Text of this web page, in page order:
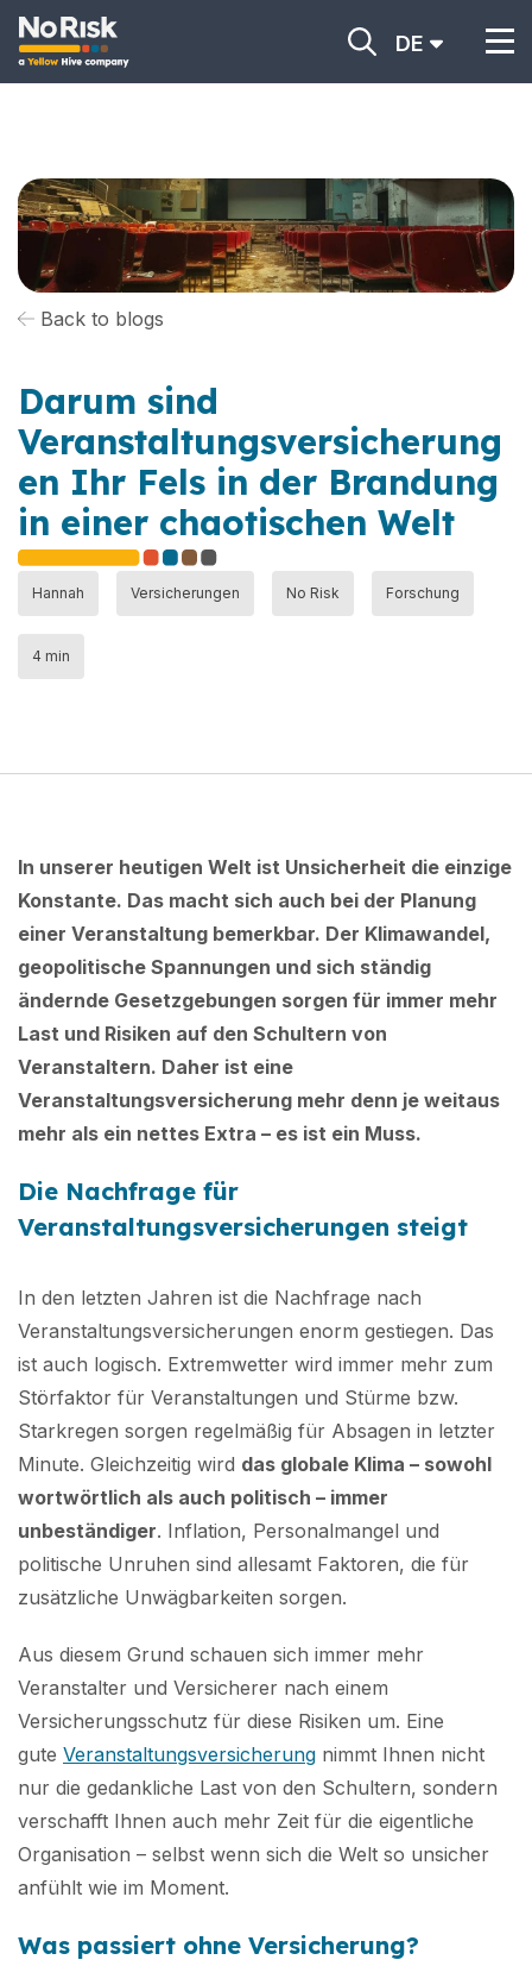
DE
Back to blogs
Darum sind
Veranstaltungsversicherung
en Ihr Fels in der Brandung
in einer chaotischen Welt
Hannah Versicherungen No Risk Forschung
4 min
In unserer heutigen Welt ist Unsicherheit die einzige
Konstante. Das macht sich auch bei der Planung
einer Veranstaltung bemerkbar. Der Klimawandel,
geopolitische Spannungen und sich ständig
ändernde Gesetzgebungen sorgen für immer mehr
Last und Risiken auf den Schultern von
Veranstaltern. Daher ist eine
Veranstaltungsversicherung mehr denn je weitaus
mehr als ein nettes Extra – es ist ein Muss.
Die Nachfrage für
Veranstaltungsversicherungen steigt
In den letzten Jahren ist die Nachfrage nach
Veranstaltungsversicherungen enorm gestiegen. Das
ist auch logisch. Extremwetter wird immer mehr zum
Störfaktor für Veranstaltungen und Stürme bzw.
Starkregen sorgen regelmäßig für Absagen in letzter
Minute. Gleichzeitig wird das globale Klima – sowohl
wortwörtlich als auch politisch – immer
unbeständiger. Inflation, Personalmangel und
politische Unruhen sind allesamt Faktoren, die für
zusätzliche Unwägbarkeiten sorgen.
Aus diesem Grund schauen sich immer mehr
Veranstalter und Versicherer nach einem
Versicherungsschutz für diese Risiken um. Eine
gute Veranstaltungsversicherung nimmt Ihnen nicht
nur die gedankliche Last von den Schultern, sondern
verschafft Ihnen auch mehr Zeit für die eigentliche
Organisation – selbst wenn sich die Welt so unsicher
anfühlt wie im Moment.
Was passiert ohne Versicherung?